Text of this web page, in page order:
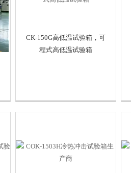
CK-150G高低温试验箱，可
程式高低温试验箱